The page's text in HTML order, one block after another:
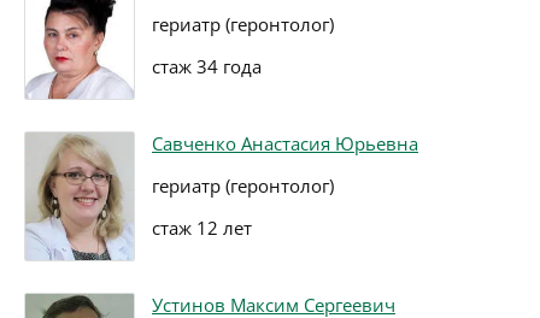
гериатр (геронтолог)
стаж 34 года
Савченко Анастасия Юрьевна
гериатр (геронтолог)
стаж 12 лет
Устинов Максим Сергеевич